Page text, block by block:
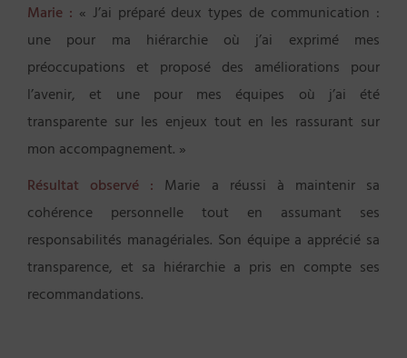
Marie : « J’ai préparé deux types de communication :
une pour ma hiérarchie où j’ai exprimé mes
préoccupations et proposé des améliorations pour
l’avenir, et une pour mes équipes où j’ai été
transparente sur les enjeux tout en les rassurant sur
mon accompagnement. »
Résultat observé : Marie a réussi à maintenir sa
cohérence personnelle tout en assumant ses
responsabilités managériales. Son équipe a apprécié sa
transparence, et sa hiérarchie a pris en compte ses
recommandations.